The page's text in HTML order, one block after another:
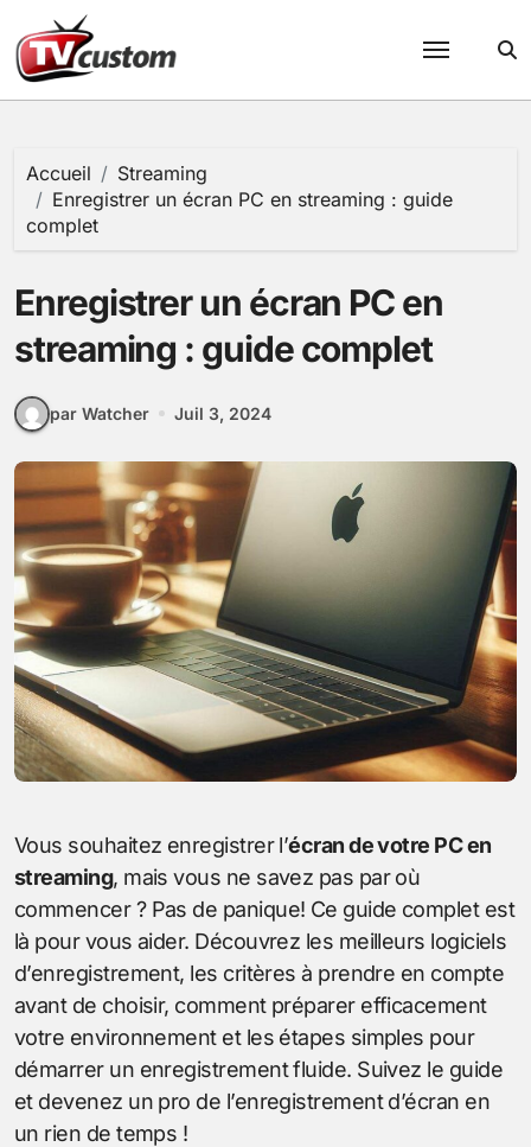
au
contenu
Accueil
Streaming
Enregistrer un écran PC en streaming : guide
complet
Enregistrer un écran PC en
streaming : guide complet
par Watcher Juil 3, 2024
Vous souhaitez enregistrer l’écran de votre PC en
streaming, mais vous ne savez pas par où
commencer ? Pas de panique! Ce guide complet est
là pour vous aider. Découvrez les meilleurs logiciels
d’enregistrement, les critères à prendre en compte
avant de choisir, comment préparer efficacement
votre environnement et les étapes simples pour
démarrer un enregistrement fluide. Suivez le guide
et devenez un pro de l’enregistrement d’écran en
un rien de temps !